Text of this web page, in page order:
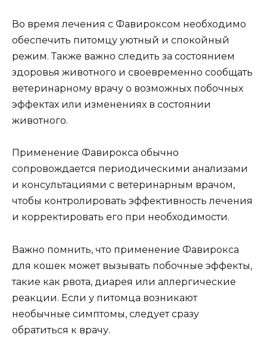
Во время лечения с Фавироксом необходимо
обеспечить питомцу уютный и спокойный
режим. Также важно следить за состоянием
здоровья животного и своевременно сообщать
ветеринарному врачу о возможных побочных
эффектах или изменениях в состоянии
животного.
Применение Фавирокса обычно
сопровождается периодическими анализами
и консультациями с ветеринарным врачом,
чтобы контролировать эффективность лечения
и корректировать его при необходимости.
Важно помнить, что применение Фавирокса
для кошек может вызывать побочные эффекты,
такие как рвота, диарея или аллергические
реакции. Если у питомца возникают
необычные симптомы, следует сразу
обратиться к врачу.